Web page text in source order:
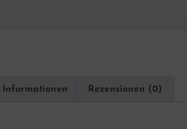
Informationen Rezensionen (0)